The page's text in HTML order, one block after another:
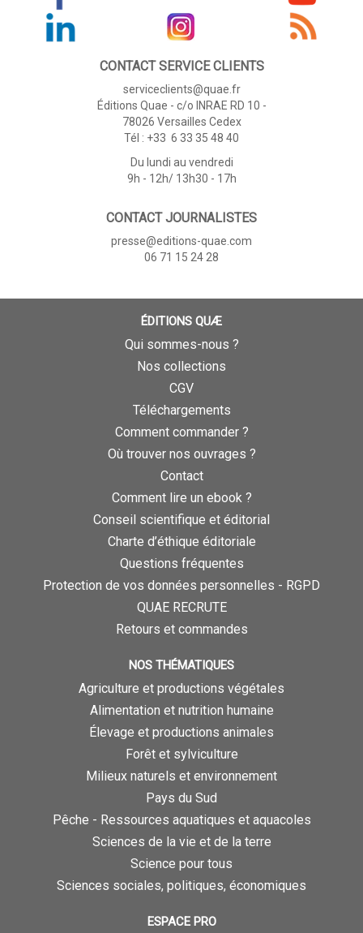
CONTACT SERVICE CLIENTS
serviceclients@quae.fr
Éditions Quae - c/o INRAE RD 10 -
78026 Versailles Cedex
Tél : +33 6 33 35 48 40
Du lundi au vendredi
9h - 12h/ 13h30 - 17h
CONTACT JOURNALISTES
presse@editions-quae.com
06 71 15 24 28
ÉDITIONS QUÆ
Qui sommes-nous ?
Nos collections
CGV
Téléchargements
Comment commander ?
Où trouver nos ouvrages ?
Contact
Comment lire un ebook ?
Conseil scientifique et éditorial
Charte d’éthique éditoriale
Questions fréquentes
Protection de vos données personnelles - RGPD
QUAE RECRUTE
Retours et commandes
NOS THÉMATIQUES
Agriculture et productions végétales
Alimentation et nutrition humaine
Élevage et productions animales
Forêt et sylviculture
Milieux naturels et environnement
Pays du Sud
Pêche - Ressources aquatiques et aquacoles
Sciences de la vie et de la terre
Science pour tous
Sciences sociales, politiques, économiques
ESPACE PRO